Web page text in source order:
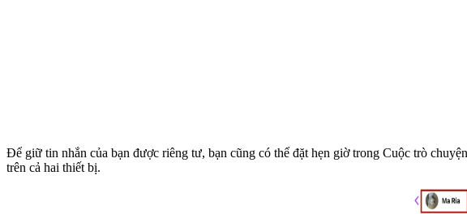
Để giữ tin nhắn của bạn được riêng tư, bạn cũng có thể đặt hẹn giờ trong Cuộc trò
trên cả hai thiết bị.